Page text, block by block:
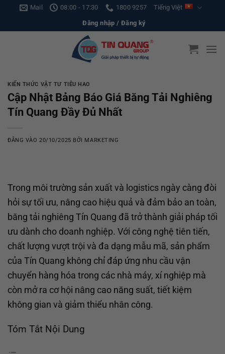
nội
Mail 08:00 - 17:30 1800 9257 Tiếng Việt
Đăng nhập / Đăng ký
KIẾN THỨC VẬT TƯ TIÊU HAO
Cập Nhật Bảng Báo Giá Băng Tải Nghiêng
Tín Quang Đầy Đủ Nhất
ĐĂNG VÀO20/10/2025 BỞI MARKETING
Trong môi trường sản xuất và logistics ngày càng đòi
hỏi sự tối ưu, nâng cao hiệu quả và đảm bảo an toàn,
băng tải nghiêng Tín Quang đã trở thành giải pháp tối
ưu dành cho doanh nghiệp. Với công nghệ tiên tiến,
chất lượng vượt trội và đa dạng mẫu mã, sản phẩm
của Tín Quang không chỉ đáp ứng nhu cầu vận
chuyển hàng hóa trong các nhà máy, xí nghiệp mà
còn mở ra cơ hội nâng cao năng suất, tiết kiệm
không gian và giảm thiểu nhân công.
Tóm Tắt Nội Dung